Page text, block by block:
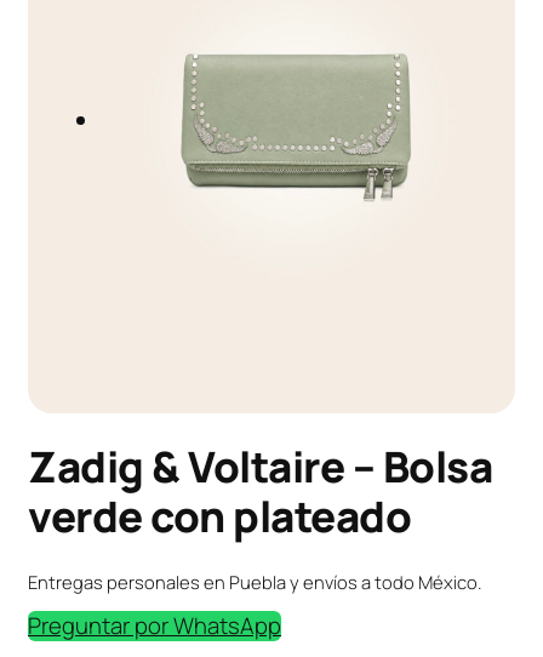
Zadig & Voltaire – Bolsa
verde con plateado
Entregas personales en Puebla y envíos a todo México.
Preguntar por WhatsApp